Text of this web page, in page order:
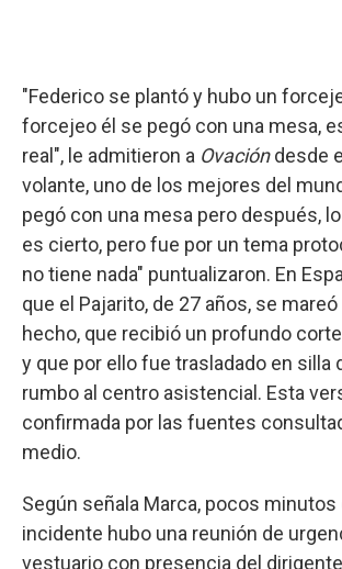
"Federico se plantó y hubo un
forcejeo él se pegó con una mesa,
real", le admitieron a Ovacióndesde
volante, uno de los mejores del
pegó con una mesa pero después,
es cierto, pero fue por un tema
no tiene nada" puntualizaron. En
que el Pajarito, de 27 años, se
hecho, que recibió un profundo
y que por ello fue trasladado en silla
rumbo al centro asistencial. Esta
confirmada por las fuentes
medio.
Según señala Marca, pocos minutos
incidente hubo una reunión de
vestuario con presencia del dirigente